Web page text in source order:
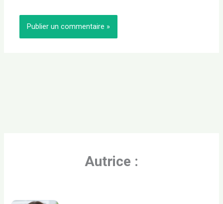
Autrice :